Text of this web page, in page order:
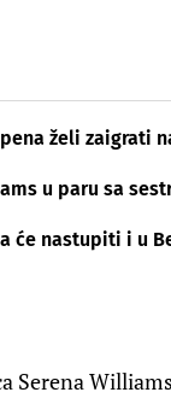
želi zaigrati
u paru sa
će nastupiti i u
Serena